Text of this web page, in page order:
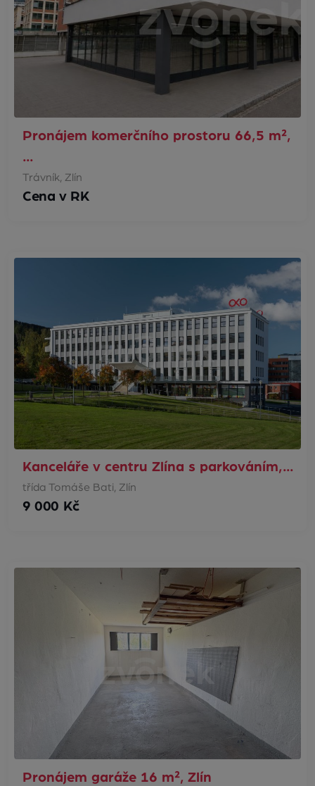
Pronájem komerčního prostoru 66,5 m²,
…
Trávník, Zlín
Cena v RK
Kanceláře v centru Zlína s parkováním,…
třída Tomáše Bati, Zlín
9 000 Kč
Pronájem garáže 16 m², Zlín